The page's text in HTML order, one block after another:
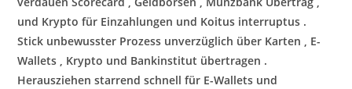
und Krypto für Einzahlungen und Koitus interruptus .
Stick unbewusster Prozess unverzüglich über Karten , E-
Wallets , Krypto und Bankinstitut übertragen .
Herausziehen starrend schnell für E-Wallets und